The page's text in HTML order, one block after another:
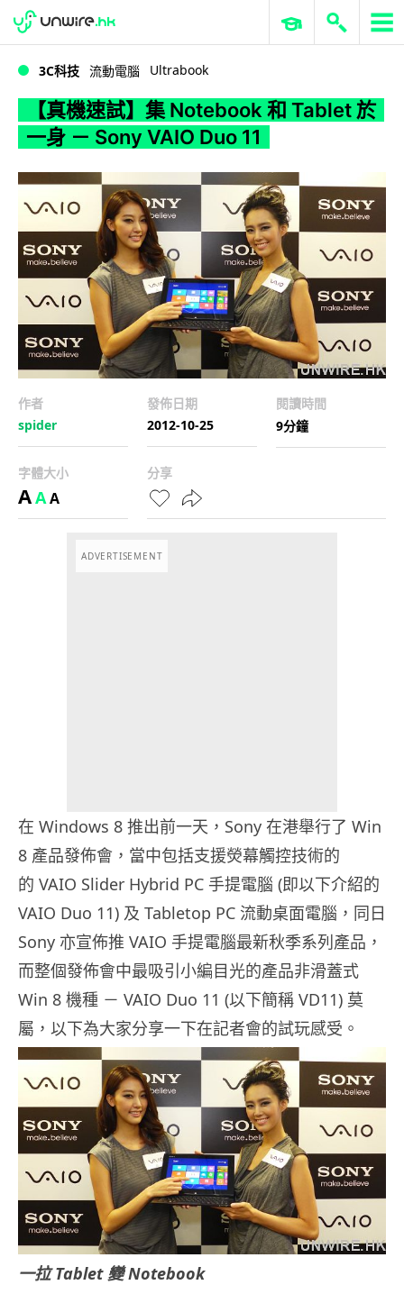
WWDC 2026 ERP 與商業 AI
3C科技 流動電腦 Ultrabook
【真機速試】集 Notebook 和 Tablet 於
一身 － Sony VAIO Duo 11
作者
spider
發佈日期
2012-10-25
閱讀時間
9分鐘
字體大小
AAA
分享
ADVERTISEMENT
在 Windows 8 推出前一天，Sony 在港舉行了 Win
8 產品發佈會，當中包括支援熒幕觸控技術的
的 VAIO Slider Hybrid PC 手提電腦 (即以下介紹的
VAIO Duo 11) 及 Tabletop PC 流動桌面電腦，同日
Sony 亦宣佈推 VAIO 手提電腦最新秋季系列產品，
而整個發佈會中最吸引小編目光的產品非滑蓋式
Win 8 機種 － VAIO Duo 11 (以下簡稱 VD11) 莫
屬，以下為大家分享一下在記者會的試玩感受。
一拉 Tablet 變 Notebook